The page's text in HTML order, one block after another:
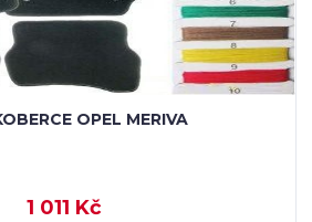
OPEL MERIVA
1 011 Kč